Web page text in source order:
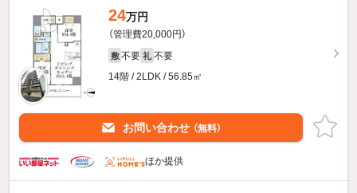
24万円
（管理費20,000円）
敷 不要 礼 不要
14階 / 2LDK / 56.85㎡
お問い合わせ （無料）
ほか提供